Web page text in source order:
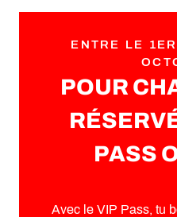
Verbier vert
Tour du Mont-Fort - Easy
Les Shlérondes
Pierre Avoi noir
ENTRE LE
POUR
PASS
Avec le VIP Pass, tu